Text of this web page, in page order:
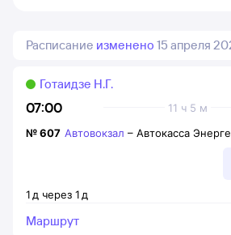
Расписание изменено 15 апреля
07:00 11 ч 5 м
Готаидзе Н.Г.
1 д через 1 д
№607 Автовокзал – Автокасса
Маршрут